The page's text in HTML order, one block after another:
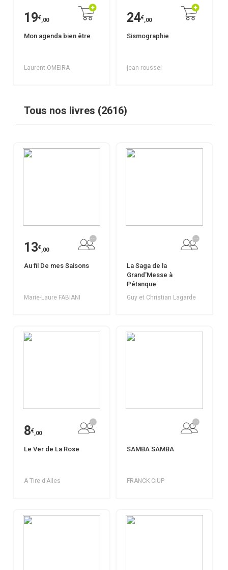
19€,00
Mon agenda bien être
Laurent OMEIRA
24€,00
Sismographie
jean roussel
Tous nos livres (2616)
13€,00
Au fil De mes Saisons
Marie-Laure FABIANI
La Saga de la
Grand'Messe à
Pétanque
Guy et Christian Lagarde
8€,00
Le Ver de La Rose
A Tire d'Ailes
SAMBA SAMBA
FRANCK CIUP